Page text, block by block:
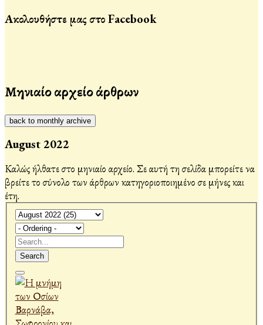
Ακολουθήστε μας στο Facebook
Μηνιαίο αρχείο άρθρων
back to monthly archive
August 2022
Καλώς ήλθατε στο μηνιαίο αρχείο. Σε αυτή τη σελίδα μπορείτε να
βρείτε το σύνολο των άρθρων κατηγοριοποιημένο σε μήνες και
έτη.
Search